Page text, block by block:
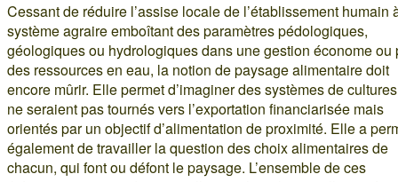
Cessant de réduire l’assise locale de l’établissement humain
système agraire emboîtant des paramètres pédologiques,
géologiques ou hydrologiques dans une gestion économe ou
des ressources en eau, la notion de paysage alimentaire doit
encore mûrir. Elle permet d’imaginer des systèmes de
ne seraient pas tournés vers l’exportation financiarisée mais
orientés par un objectif d’alimentation de proximité. Elle a
également de travailler la question des choix alimentaires de
chacun, qui font ou défont le paysage. L’ensemble de ces